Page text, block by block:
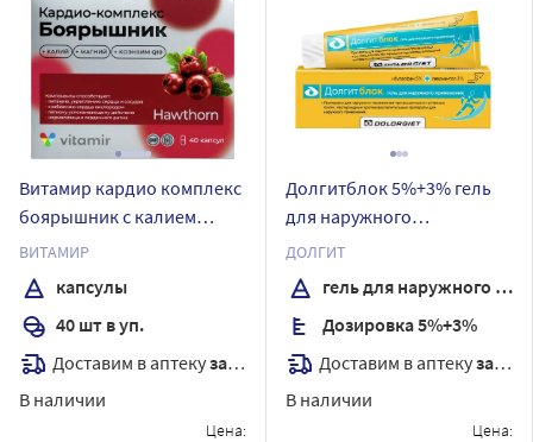
Витамир кардио комплекс
боярышник с калием
магнием и q10 40 шт.
капсулы массой 417 мг
ВИТАМИР
капсулы
40 шт в уп.
Доставим в аптекузавтра
В наличии
Цена:
Долгитблок 5%+3% гель
для наружного
применения 100 гр
ДОЛГИТ
гель для наружного применения
Дозировка 5%+3%
Доставим в аптекузавтра
В наличии
Цена: